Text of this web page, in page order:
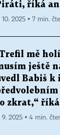
říká
10. 2025 ▪ 7 min.
mě
ještě
Babiš k
zkrat,“
9. 2025 ▪ 4 min.